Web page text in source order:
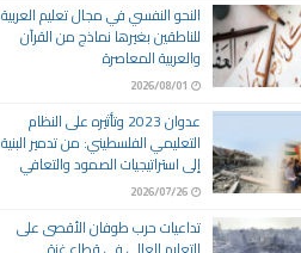
النحو النفسي في مجال تعليم العربية
للناطقين بغيرها نماذج من القرآن
والعربية المعاصرة
2026/08/01
عدوان 2023 وتأثيره على النظام
التعليمي الفلسطيني: من تدمير البنية
إلى استراتيجيات الصمود والتعافي
2026/07/26
تداعيات حرب طوفان الأقصى على